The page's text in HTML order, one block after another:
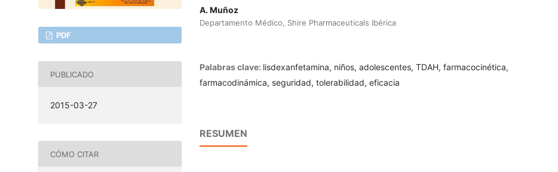
PDF
PUBLICADO
2015-03-27
CÓMO CITAR
A. Muñoz
Departamento Médico, Shire Pharmaceuticals Ibérica
Palabras clave: lisdexanfetamina, niños, adolescentes, TDAH, farmacocinética,
farmacodinámica, seguridad, tolerabilidad, eficacia
RESUMEN